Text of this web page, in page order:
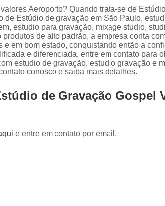
Estúdio de
Fazer
Gravação de
Gravadora
Locução de
Aeroporto? Quando trata-se de
de Estúdio de gravação em São Paulo,
estudio para gravação, mixage studio,
de alto padrão, a empresa conta
em bom estado, conquistando então a
e diferenciada, entre em contato para
estudio de gravação, estudio gravação e
conosco e saiba mais detalhes.
de Gravação Gospel
e entre em contato por email.